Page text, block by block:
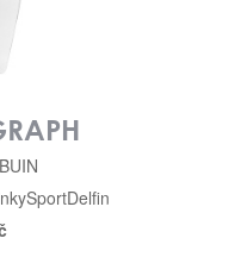
SportDelfin